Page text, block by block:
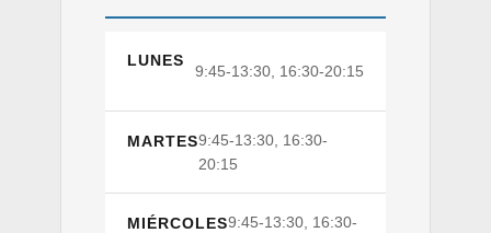
LUNES
9:45-13:30, 16:30-20:15
MARTES9:45-13:30, 16:30-
20:15
MIÉRCOLES9:45-13:30, 16:30-